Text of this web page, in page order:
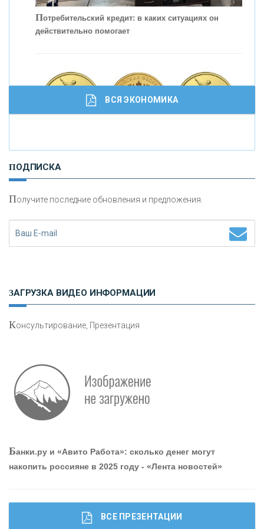
кредитовании бизнеса - «Интервью»
Работа мечты. Что банки делают для того, чтобы
привлечь и удержать персонал - «Интервью»
Потребительский кредит: в каких ситуациях он
действительно помогает
И
сохранения и увеличения капитала
ВСЯ ЭКОНОМИКА
ПОДПИСКА
Получите последние обновления и предложения.
ЗАГРУЗКА ВИДЕО ИНФОРМАЦИИ
Консультирование, Презентация
Банки.ру и «Авито Работа»: сколько денег могут
накопить россияне в 2025 году - «Лента новостей»
ВСЕ ПРЕЗЕНТАЦИИ